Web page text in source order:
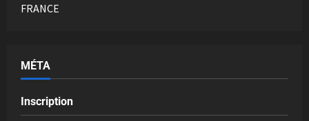
FRANCE
MÉTA
Inscription